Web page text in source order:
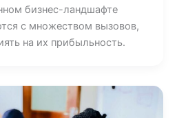
бизнес-ландшафте
с множеством вызовов,
на их прибыльность.